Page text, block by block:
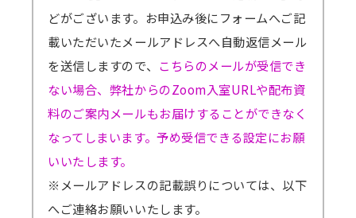
どがございます。お申込み後にフォームへご記
載いただいたメールアドレスへ自動返信メール
を送信しますので、 こちらのメールが受信でき
ない場合、弊社からのZoom入室URLや配布資
料のご案内メールもお届けすることができなく
なってしまいます。予め受信できる設定にお願
いいたします。
※メールアドレスの記載誤りについては、以下
へご連絡お願いいたします。